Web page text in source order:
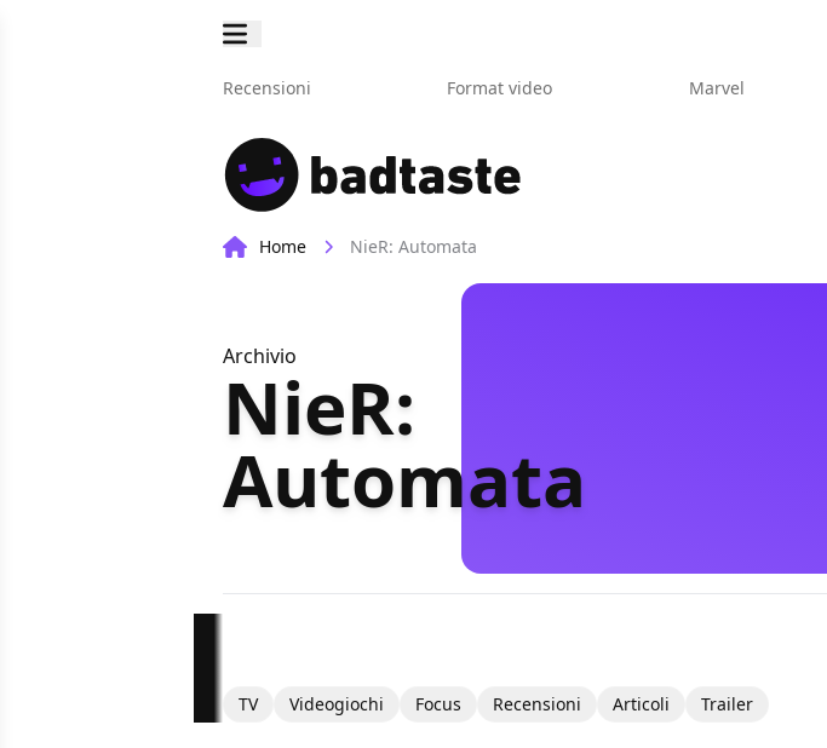
Recensioni Format video Marvel
Home NieR: Automata
Archivio
NieR:
Automata
TV Videogiochi Focus Recensioni Articoli Trailer